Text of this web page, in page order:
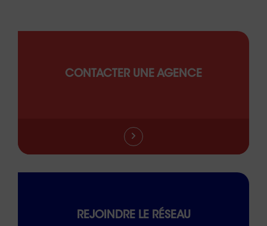
CONTACTER UNE AGENCE
REJOINDRE LE RÉSEAU